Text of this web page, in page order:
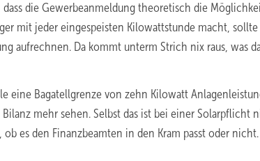
die Gewerbeanmeldung theoretisch die
mit jeder eingespeisten Kilowattstunde macht,
aufrechnen. Da kommt unterm Strich nix raus, was
eine Bagatellgrenze von zehn Kilowatt
mehr sehen. Selbst das ist bei einer Solarpflicht
es den Finanzbeamten in den Kram passt oder nicht.